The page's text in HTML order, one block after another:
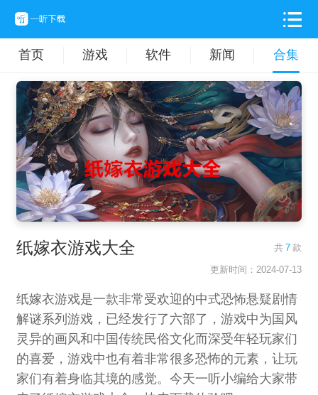
首页 游戏 软件 新闻 合集
纸嫁衣游戏大全 共 7 款
更新时间：2024-07-13
纸嫁衣游戏是一款非常受欢迎的中式恐怖悬疑剧情
解谜系列游戏，已经发行了六部了，游戏中为国风
灵异的画风和中国传统民俗文化而深受年轻玩家们
的喜爱，游戏中也有着非常很多恐怖的元素，让玩
家们有着身临其境的感觉。今天一听小编给大家带